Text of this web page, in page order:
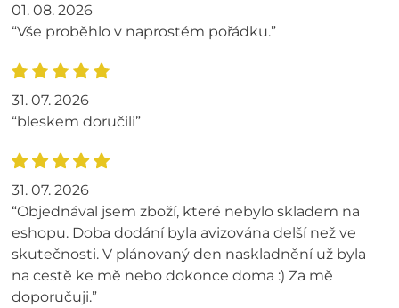
01. 08. 2026
“Vše proběhlo v naprostém pořádku.”
31. 07. 2026
“bleskem doručili”
31. 07. 2026
“Objednával jsem zboží, které nebylo skladem na
eshopu. Doba dodání byla avizována delší než ve
skutečnosti. V plánovaný den naskladnění už byla
na cestě ke mě nebo dokonce doma :) Za mě
doporučuji.”